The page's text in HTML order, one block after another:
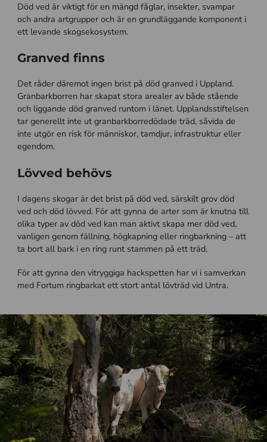
Död ved är viktigt för en mängd fåglar, insekter, svampar
och andra artgrupper och är en grundläggande komponent i
ett levande skogsekosystem.
Granved finns
Det råder däremot ingen brist på död granved i Uppland.
Granbarkborren har skapat stora arealer av både stående
och liggande död granved runtom i länet. Upplandsstiftelsen
tar generellt inte ut granbarkborredödade träd, såvida de
inte utgör en risk för människor, tamdjur, infrastruktur eller
egendom.
Lövved behövs
I dagens skogar är det brist på död ved, särskilt grov död
ved och död lövved. För att gynna de arter som är knutna till
olika typer av död ved kan man aktivt skapa mer död ved,
vanligen genom fällning, högkapning eller ringbarkning – att
ta bort all bark i en ring runt stammen på ett träd.
För att gynna den vitryggiga hackspetten har vi i samverkan
med Fortum ringbarkat ett stort antal lövträd vid Untra.